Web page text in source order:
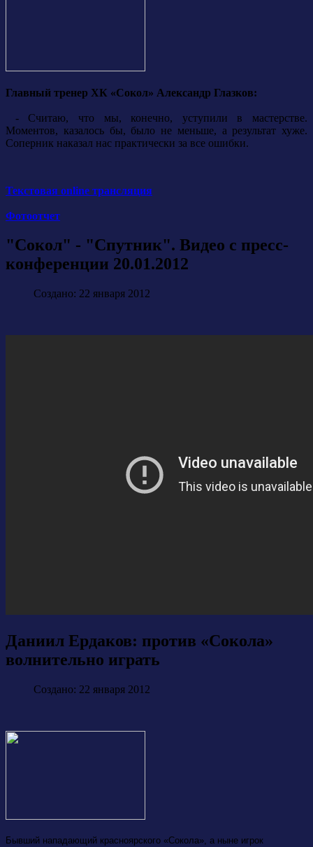
Главный тренер ХК «Сокол» Александр Глазков:
- Считаю, что мы, конечно, уступили в мастерстве.
Моментов, казалось бы, было не меньше, а результат хуже.
Соперник наказал нас практически за все ошибки.
Текстовая online трансляция
Фотоотчет
"Сокол" - "Спутник". Видео с пресс-
конференции 20.01.2012
Создано: 22 января 2012
Даниил Ердаков: против «Сокола»
волнительно играть
Создано: 22 января 2012
Бывший нападающий красноярского «Сокола», а ныне игрок